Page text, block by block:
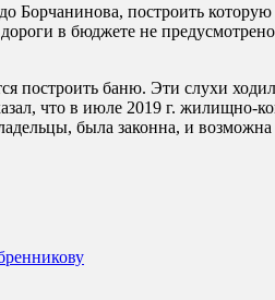
построить
в бюджете не
построить баню. Эти слухи
что в июле 2019 г. жилищно-
была законна, и